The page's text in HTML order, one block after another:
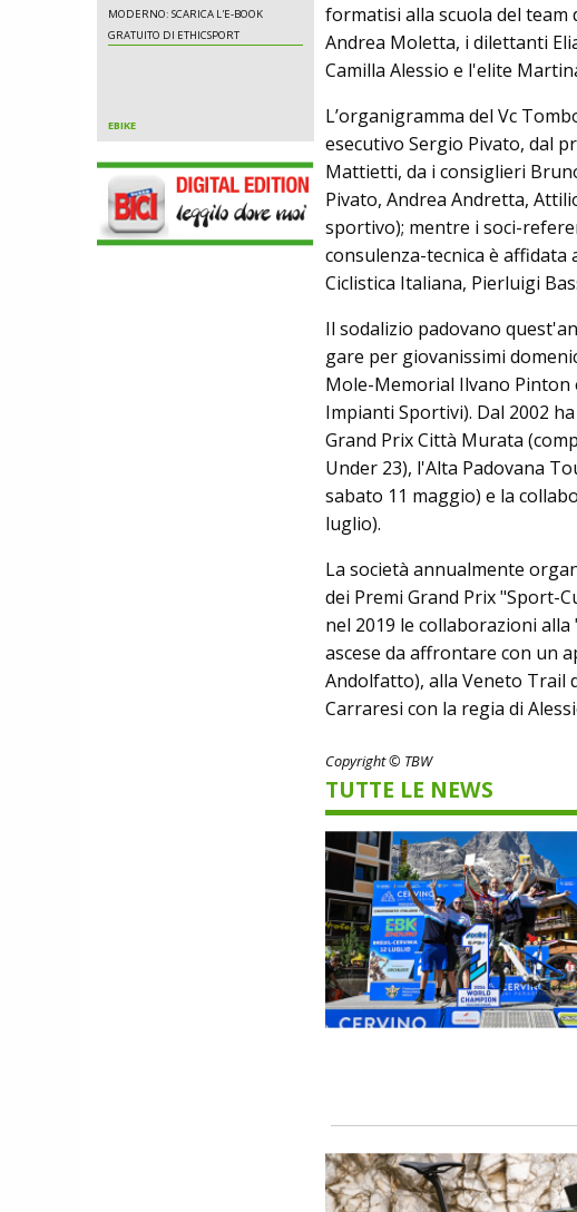
GUIDA COMPLETA AL CICLISMO
MODERNO: SCARICA L'E-BOOK
GRATUITO DI ETHICSPORT
formatisi alla scuola del
Andrea Moletta, i dilettanti
Camilla Alessio e l'elite
L’organigramma del Vc
esecutivo Sergio Pivato, dal
Mattietti, da i consiglieri
Pivato, Andrea Andretta,
sportivo); mentre i soci-
consulenza-tecnica è
Ciclistica Italiana, Pierluigi
Il sodalizio padovano
gare per giovanissimi
Mole-Memorial Ilvano Pinton
Impianti Sportivi). Dal 2002
Grand Prix Città Murata
Under 23), l'Alta Padovana
sabato 11 maggio) e la
luglio).
La società annualmente
dei Premi Grand Prix "Sport-
nel 2019 le collaborazioni
ascese da affrontare con un
Andolfatto), alla Veneto Trail
Carraresi con la regia di
Copyright © TBW
TUTTE LE NEWS